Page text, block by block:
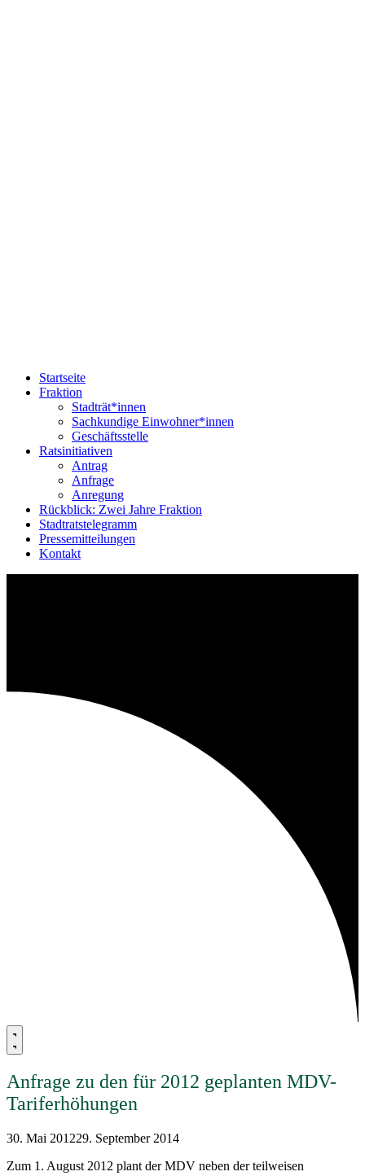
Startseite
Fraktion
Stadträt*innen
Sachkundige Einwohner*innen
Geschäftsstelle
Ratsinitiativen
Antrag
Anfrage
Anregung
Rückblick: Zwei Jahre Fraktion
Stadtratstelegramm
Pressemitteilungen
Kontakt
Anfrage zu den für 2012 geplanten MDV-
Tariferhöhungen
30. Mai 201229. September 2014
Zum 1. August 2012 plant der MDV neben der teilweisen